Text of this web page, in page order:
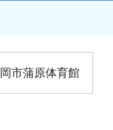
市蒲原体育館